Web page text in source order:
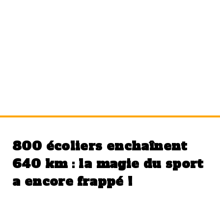
800 écoliers enchaînent
640 km : la magie du sport
a encore frappé !